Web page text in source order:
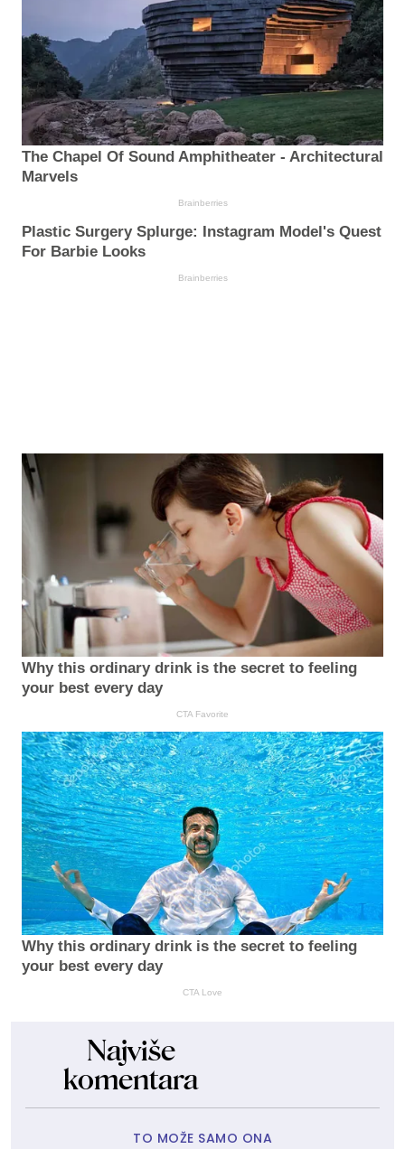
The Chapel Of Sound Amphitheater - Architectural
Marvels
Brainberries
Plastic Surgery Splurge: Instagram Model's Quest
For Barbie Looks
Brainberries
Why this ordinary drink is the secret to feeling
your best every day
CTA Favorite
Why this ordinary drink is the secret to feeling
your best every day
CTA Love
Najviše
komentara
TO MOŽE SAMO ONA